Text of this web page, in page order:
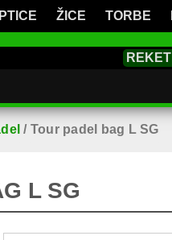
ŽICE TORBE
REKETI
/ Tour padel bag L SG
L SG